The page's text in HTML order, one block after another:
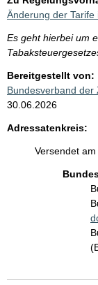
Änderung der
Es geht hierbei um
Bereitgestellt von:
Bundesverband der
30.06.2026
Adressatenkreis:
Versendet